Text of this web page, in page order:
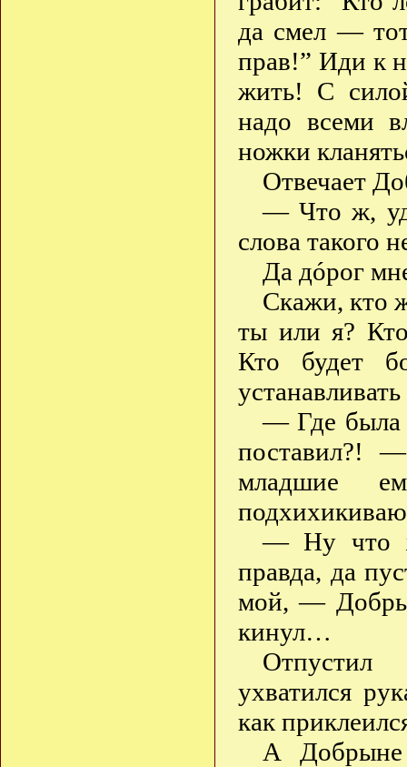
да смел —
прав!” Иди к
жить! С
надо всеми
ножки
Отвечает
— Что ж,
слова такого
Да дóрог
Скажи, кто
ты или я?
Кто будет
— Где была
поставил?!
младшие
— Ну что
правда, да
мой, —
кинул…
Отпустил
ухватился
как
А